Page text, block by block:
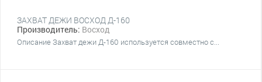
ЗАХВАТ ДЕЖИ ВОСХОД Д-160
Производитель: Восход
Описание Захват дежи Д-160 используется совместно с...